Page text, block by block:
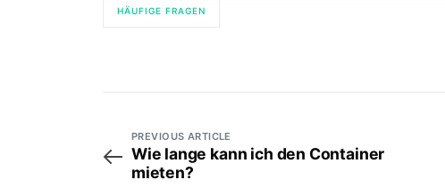
HÄUFIGE FRAGEN
PREVIOUS ARTICLE
Wie lange kann ich den Container
mieten?